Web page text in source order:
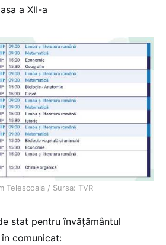
a XII-a
Telescoala / Sursa: TVR
stat pentru învățământul
comunicat: